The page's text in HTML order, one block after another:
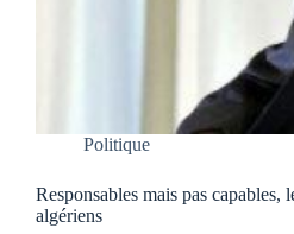
Politique
Responsables mais pas capables,
algériens